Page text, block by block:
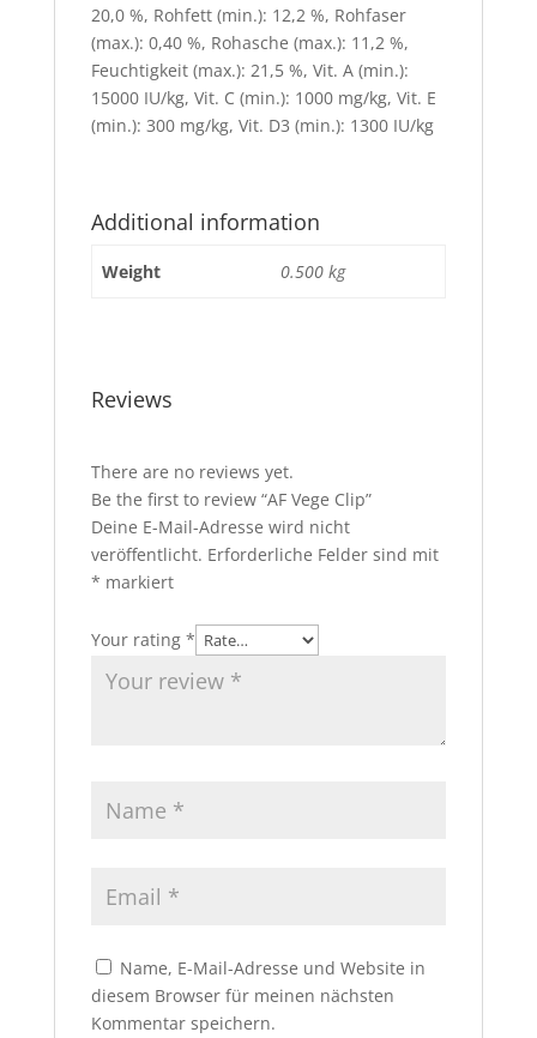
20,0 %, Rohfett (min.): 12,2 %, Rohfaser
(max.): 0,40 %, Rohasche (max.): 11,2 %,
Feuchtigkeit (max.): 21,5 %, Vit. A (min.):
15000 IU/kg, Vit. C (min.): 1000 mg/kg, Vit. E
(min.): 300 mg/kg, Vit. D3 (min.): 1300 IU/kg
Additional information
Weight 0.500 kg
Reviews
There are no reviews yet.
Be the first to review “AF Vege Clip”
Deine E-Mail-Adresse wird nicht
veröffentlicht. Erforderliche Felder sind mit
* markiert
Your rating *
Name, E-Mail-Adresse und Website in
diesem Browser für meinen nächsten
Kommentar speichern.